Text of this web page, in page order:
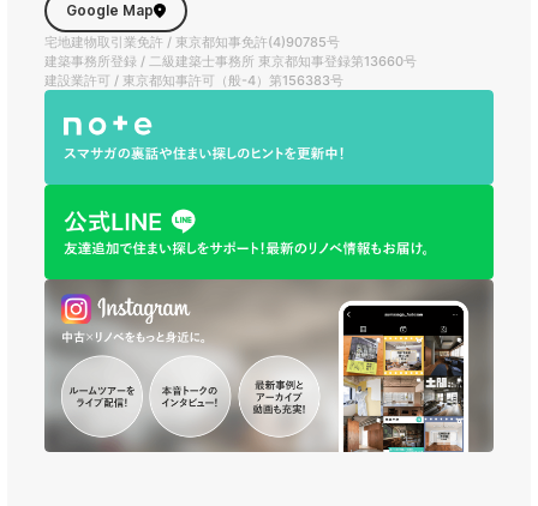
Google Map
宅地建物取引業免許 / 東京都知事免許(4)90785号
建築事務所登録 / 二級建築士事務所 東京都知事登録第13660号
建設業許可 / 東京都知事許可（般-4）第156383号